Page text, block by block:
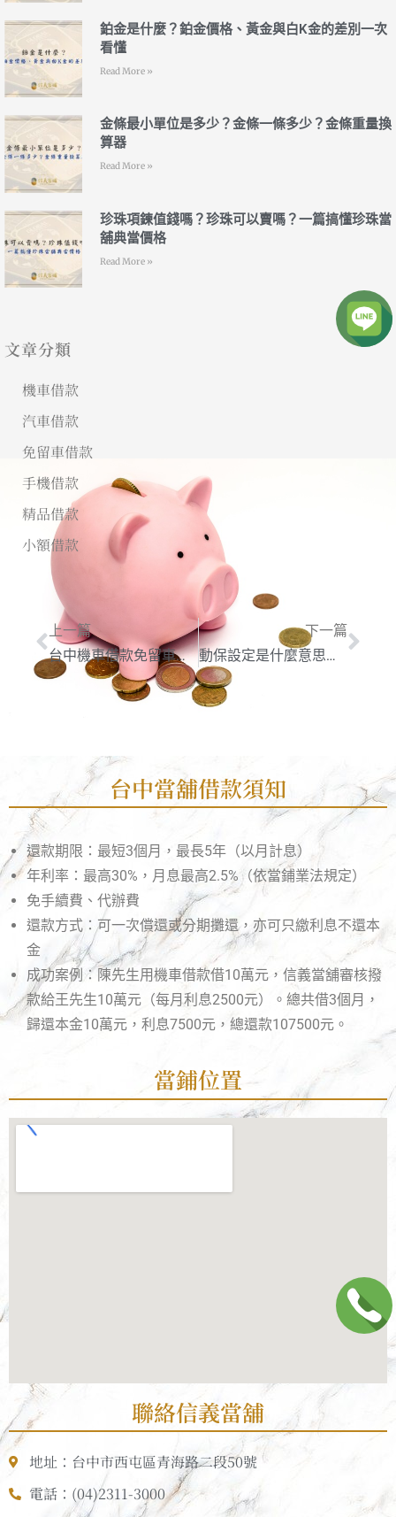
鉑金是什麼？鉑金價格、黃金與白K金的差別一次
看懂
Read More »
金條最小單位是多少？金條一條多少？金條重量換
算器
Read More »
珍珠項鍊值錢嗎？珍珠可以賣嗎？一篇搞懂珍珠當
舖典當價格
Read More »
文章分類
機車借款
汽車借款
免留車借款
手機借款
精品借款
小額借款
上一篇
台中機車借款免留車有哪些管道？需注意什麼？
下一篇
動保設定是什麼意思？動保設定查詢、費用、解除流程一篇搞懂
台中當舖借款須知
還款期限：最短3個月，最長5年（以月計息）
年利率：最高30%，月息最高2.5%（依當鋪業法規定）
免手續費、代辦費
還款方式：可一次償還或分期攤還，亦可只繳利息不還本
金
成功案例：陳先生用機車借款借10萬元，信義當舖審核撥
款給王先生10萬元（每月利息2500元）。總共借3個月，
歸還本金10萬元，利息7500元，總還款107500元。
當鋪位置
聯絡信義當舖
地址：台中市西屯區青海路二段50號
電話：(04)2311-3000